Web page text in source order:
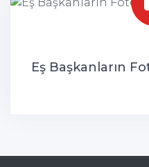
Eş Başkanların